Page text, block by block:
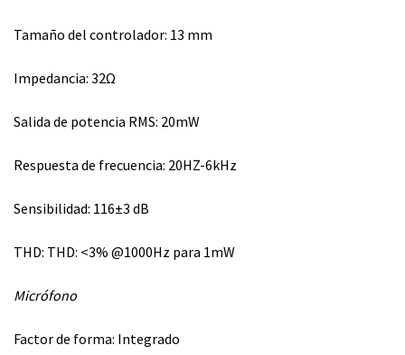
Tamaño del controlador: 13 mm
Impedancia: 32Ω
Salida de potencia RMS: 20mW
Respuesta de frecuencia: 20HZ-6kHz
Sensibilidad: 116±3 dB
THD: THD: <3% @1000Hz para 1mW
Micrófono
Factor de forma: Integrado